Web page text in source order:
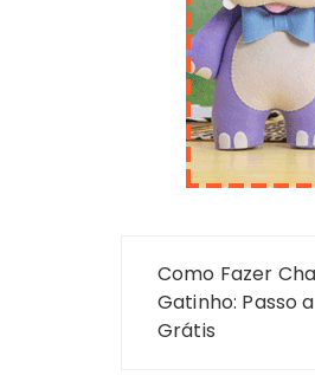
Navegação
de
Post
Como Fazer
Gatinho: Passo
Grátis